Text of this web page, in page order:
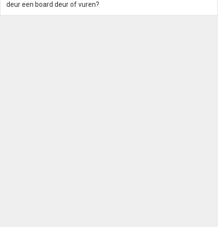
deur een board deur of vuren?